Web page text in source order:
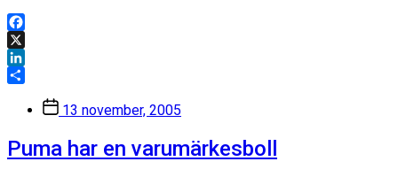
Facebook
X
LinkedIn
Inläggsdatum
13 november, 2005
Puma har en varumärkesboll